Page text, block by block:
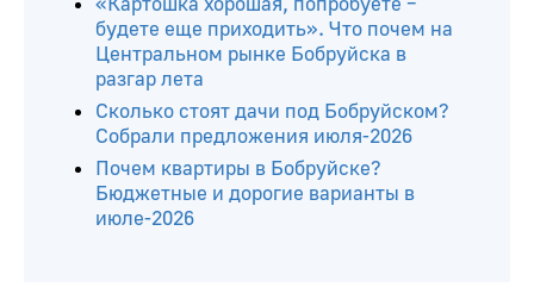
будете еще приходить». Что почем на
Центральном рынке Бобруйска в
разгар лета
Сколько стоят дачи под Бобруйском?
Собрали предложения июля-2026
Почем квартиры в Бобруйске?
Бюджетные и дорогие варианты в
июле-2026